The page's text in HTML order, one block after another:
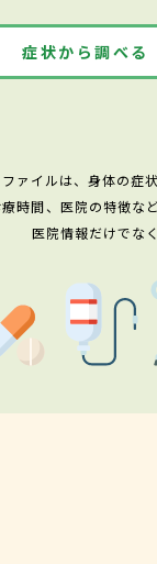
症状から調べる
ファイルは、身体の症
時間、医院の特徴な
医院情報だけでな